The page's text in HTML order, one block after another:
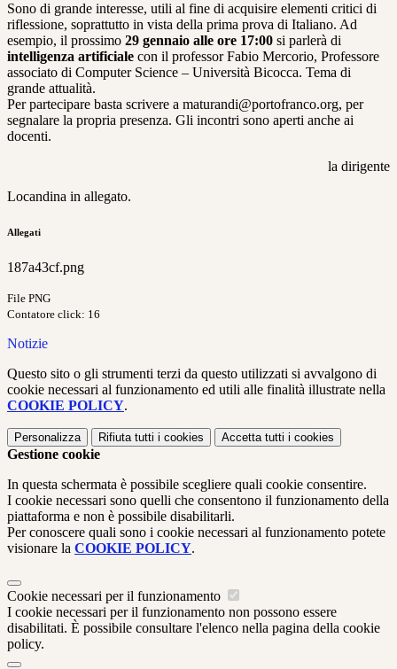
Sono di grande interesse, utili al fine di acquisire elementi critici di
riflessione, soprattutto in vista della prima prova di Italiano. Ad
esempio, il prossimo 29 gennaio alle ore 17:00 si parlerà di
intelligenza artificiale con il professor Fabio Mercorio, Professore
associato di Computer Science – Università Bicocca. Tema di
grande attualità.
Per partecipare basta scrivere a maturandi@portofranco.org, per
segnalare la propria presenza. Gli incontri sono aperti anche ai
docenti.
la dirigente
Locandina in allegato.
Allegati
187a43cf.png
File PNG
Contatore click: 16
Notizie
Questo sito o gli strumenti terzi da questo utilizzati si avvalgono di
cookie necessari al funzionamento ed utili alle finalità illustrate nella
COOKIE POLICY.
Personalizza Rifiuta tutti i cookies Accetta tutti i cookies
Gestione cookie
In questa schermata è possibile scegliere quali cookie consentire.
I cookie necessari sono quelli che consentono il funzionamento della
piattaforma e non è possibile disabilitarli.
Per conoscere quali sono i cookie necessari al funzionamento potete
visionare la COOKIE POLICY.
Cookie necessari per il funzionamento
I cookie necessari per il funzionamento non possono essere
disabilitati. È possibile consultare l'elenco nella pagina della cookie
policy.